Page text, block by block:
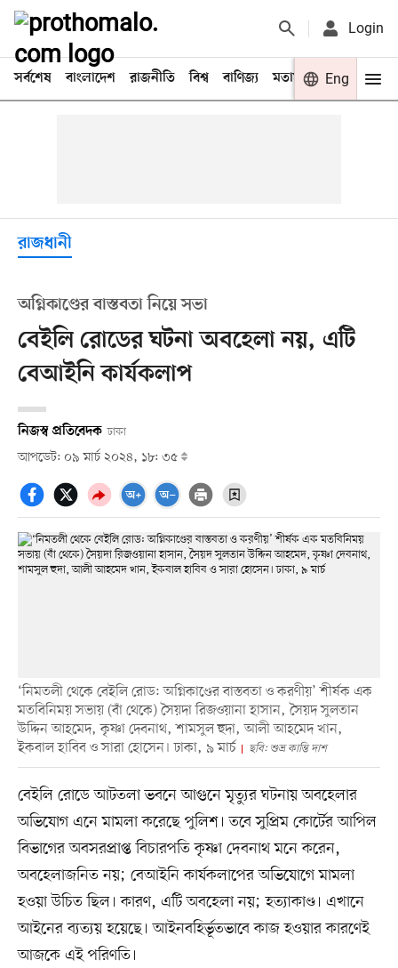
Login
সর্বশেষ বাংলাদেশ রাজনীতি বিশ্ব বাণিজ্য মতামত খেলা
Eng
রাজধানী
অগ্নিকাণ্ডের বাস্তবতা নিয়ে সভা
বেইলি রোডের ঘটনা অবহেলা নয়, এটি
বেআইনি কার্যকলাপ
নিজস্ব প্রতিবেদক ঢাকা
আপডেট: ০৯ মার্চ ২০২৪, ১৮: ৩৫
‘নিমতলী থেকে বেইলি রোড: অগ্নিকাণ্ডের বাস্তবতা ও করণীয়’ শীর্ষক এক
মতবিনিময় সভায় (বাঁ থেকে) সৈয়দা রিজওয়ানা হাসান, সৈয়দ সুলতান
উদ্দিন আহমেদ, কৃষ্ণা দেবনাথ, শামসুল হুদা, আলী আহমেদ খান,
ইকবাল হাবিব ও সারা হোসেন। ঢাকা, ৯ মার্চ
ছবি: শুভ্র কান্তি দাশ
বেইলি রোডে আটতলা ভবনে আগুনে মৃত্যুর ঘটনায় অবহেলার
অভিযোগ এনে মামলা করেছে পুলিশ। তবে সুপ্রিম কোর্টের আপিল
বিভাগের অবসরপ্রাপ্ত বিচারপতি কৃষ্ণা দেবনাথ মনে করেন,
অবহেলাজনিত নয়; বেআইনি কার্যকলাপের অভিযোগে মামলা
হওয়া উচিত ছিল। কারণ, এটি অবহেলা নয়; হত্যাকাণ্ড। এখানে
আইনের ব্যত্যয় হয়েছে। আইনবহির্ভূতভাবে কাজ হওয়ার কারণেই
আজকে এই পরিণতি।